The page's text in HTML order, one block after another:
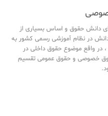
دانش حقوق و اساس بسیاری از
در نظام آموزشی رسمی کشور به
واقع موضوع حقوق داخلی در
خصوصی و حقوق‌ عمومی تقسیم